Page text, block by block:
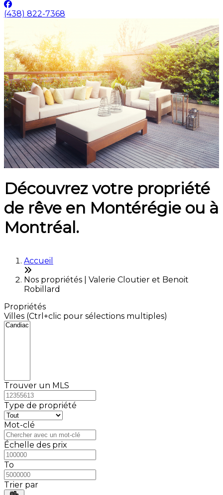
(438) 822-7368
Découvrez votre propriété
de rêve en Montérégie ou à
Montréal.
Accueil
Nos propriétés | Valerie Cloutier et Benoit
Robillard
Propriétés
Villes (Ctrl+clic pour sélections multiples)
Trouver un MLS
Type de propriété
Mot-clé
Échelle des prix
To
Trier par